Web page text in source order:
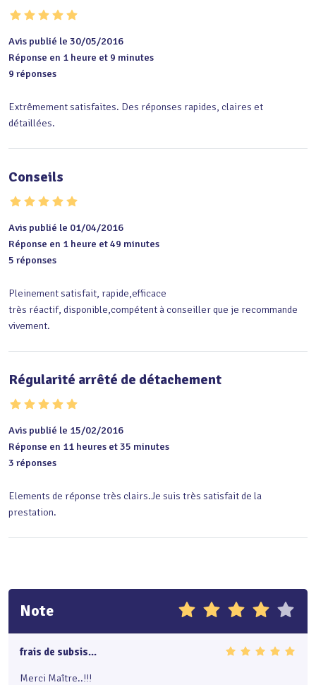
Avis publié le 30/05/2016
Réponse en 1 heure et 9 minutes
9 réponses
Extrêmement satisfaites. Des réponses rapides, claires et
détaillées.
Conseils
Avis publié le 01/04/2016
Réponse en 1 heure et 49 minutes
5 réponses
Pleinement satisfait, rapide,efficace
très réactif, disponible,compétent à conseiller que je recommande
vivement.
Régularité arrêté de détachement
Avis publié le 15/02/2016
Réponse en 11 heures et 35 minutes
3 réponses
Elements de réponse très clairs.Je suis très satisfait de la
prestation.
Note
frais de subsis...
Merci Maître..!!!